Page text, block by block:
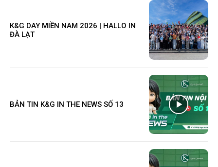
K&G DAY MIỀN NAM 2026 | HALLO IN
ĐÀ LẠT
BẢN TIN K&G IN THE NEWS SỐ 13